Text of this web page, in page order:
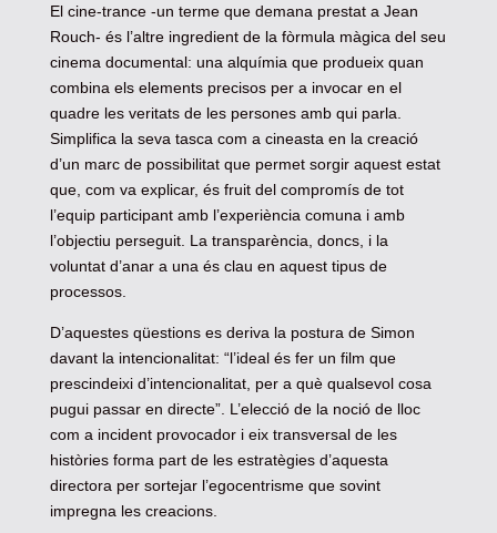
El cine-trance -un terme que demana prestat a Jean
Rouch- és l’altre ingredient de la fòrmula màgica del seu
cinema documental: una alquímia que produeix quan
combina els elements precisos per a invocar en el
quadre les veritats de les persones amb qui parla.
Simplifica la seva tasca com a cineasta en la creació
d’un marc de possibilitat que permet sorgir aquest estat
que, com va explicar, és fruit del compromís de tot
l’equip participant amb l’experiència comuna i amb
l’objectiu perseguit. La transparència, doncs, i la
voluntat d’anar a una és clau en aquest tipus de
processos.
D’aquestes qüestions es deriva la postura de Simon
davant la intencionalitat: “l’ideal és fer un film que
prescindeixi d’intencionalitat, per a què qualsevol cosa
pugui passar en directe”. L’elecció de la noció de lloc
com a incident provocador i eix transversal de les
històries forma part de les estratègies d’aquesta
directora per sortejar l’egocentrisme que sovint
impregna les creacions.